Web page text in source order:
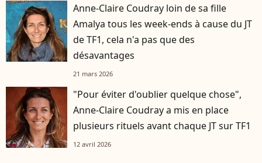
Anne-Claire Coudray loin de sa fille
Amalya tous les week-ends à cause du JT
de TF1, cela n'a pas que des
désavantages
21 mars 2026
"Pour éviter d'oublier quelque chose",
Anne-Claire Coudray a mis en place
plusieurs rituels avant chaque JT sur TF1
12 avril 2026